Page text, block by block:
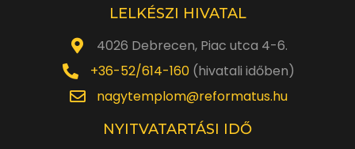
LELKÉSZI HIVATAL
4026 Debrecen, Piac utca 4-6.
+36-52/614-160(hivatali időben)
nagytemplom@reformatus.hu
NYITVATARTÁSI IDŐ